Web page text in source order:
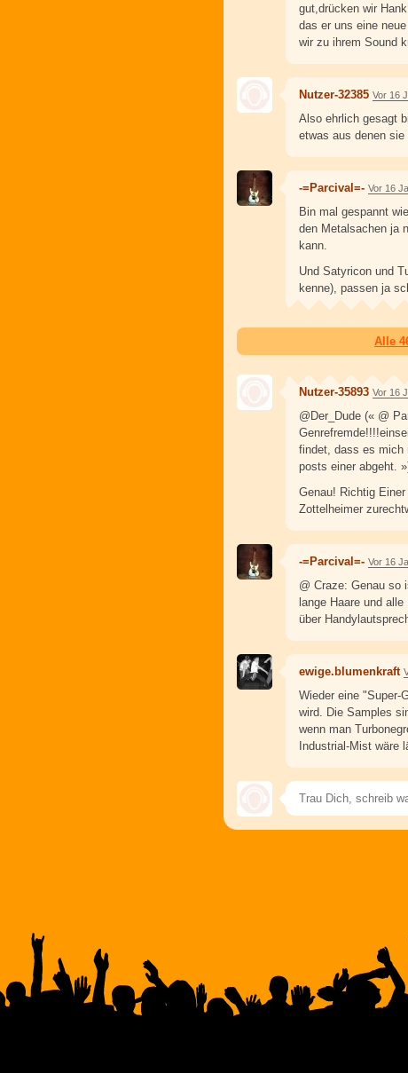
gut,drücken wir
das er uns eine
wir zu ihrem Sound
Nutzer-32385 Vor 16
Also ehrlich gesagt
etwas aus denen sie
-=Parcival=- Vor 16
Bin mal gespannt
den Metalsachen ja
kann.
Und Satyricon und
kenne), passen ja
Alle
Nutzer-35893 Vor 16
@Der_Dude (« @
findet, dass es mich
posts einer abgeht.
Genau! Richtig
Zottelheimer
-=Parcival=- Vor 16
@ Craze: Genau so
lange Haare und
über
ewige.blumenkraft
Wieder eine "Super-
wird. Die Samples
wenn man
Industrial-Mist wäre